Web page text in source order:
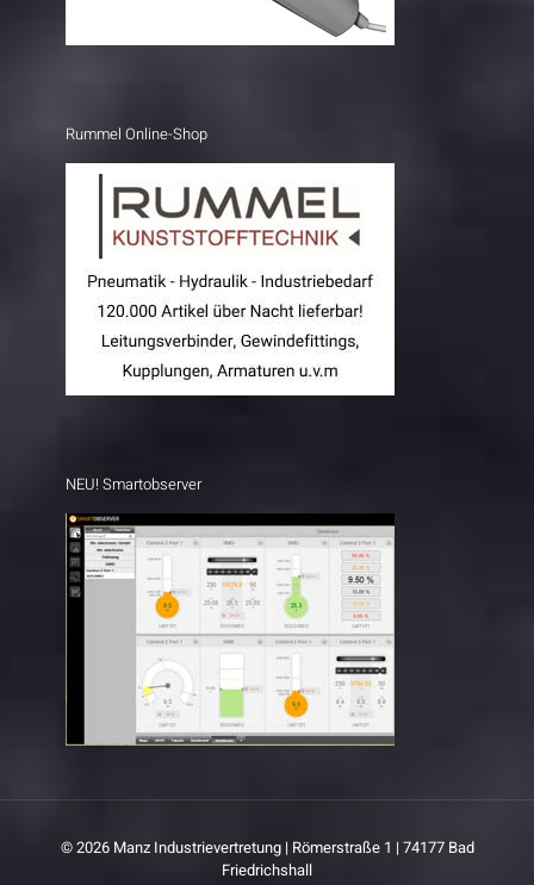
Rummel Online-Shop
NEU! Smartobserver
© 2026 Manz Industrievertretung | Römerstraße 1 | 74177 Bad
Friedrichshall